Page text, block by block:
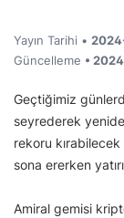
Yayın Tarihi •
Güncelleme •
Geçtiğimiz
seyrederek
rekoru kırabilecek
sona ererken
Amiral gemisi